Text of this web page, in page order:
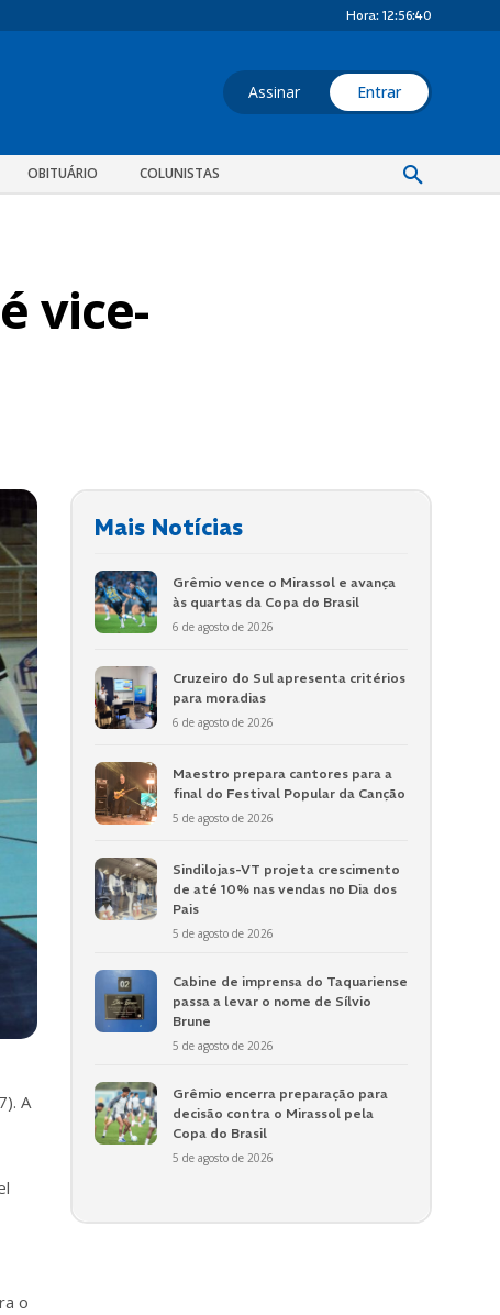
Hora:12:56:41
Assinar Entrar
OBITUÁRIO COLUNISTAS
vice-
A
o
Mais Notícias
Grêmio vence o Mirassol e avança
às quartas da Copa do Brasil
6 de agosto de 2026
Cruzeiro do Sul apresenta critérios
para moradias
6 de agosto de 2026
Maestro prepara cantores para a
final do Festival Popular da Canção
5 de agosto de 2026
Sindilojas-VT projeta crescimento
de até 10% nas vendas no Dia dos
Pais
5 de agosto de 2026
Cabine de imprensa do Taquariense
passa a levar o nome de Sílvio
Brune
5 de agosto de 2026
Grêmio encerra preparação para
decisão contra o Mirassol pela
Copa do Brasil
5 de agosto de 2026